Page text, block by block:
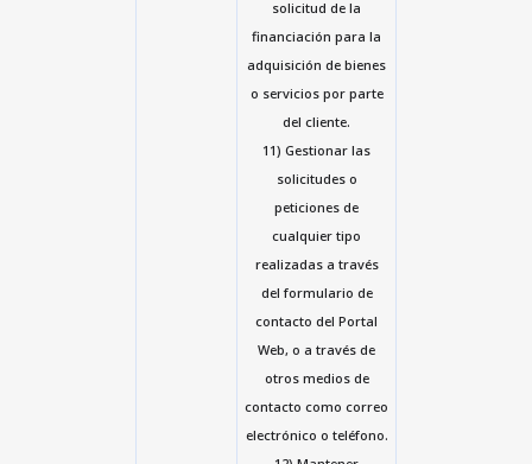
solicitud de la
financiación para la
adquisición de bienes
o servicios por parte
del cliente.
11) Gestionar las
solicitudes o
peticiones de
cualquier tipo
realizadas a través
del formulario de
contacto del Portal
Web, o a través de
otros medios de
contacto como correo
electrónico o teléfono.